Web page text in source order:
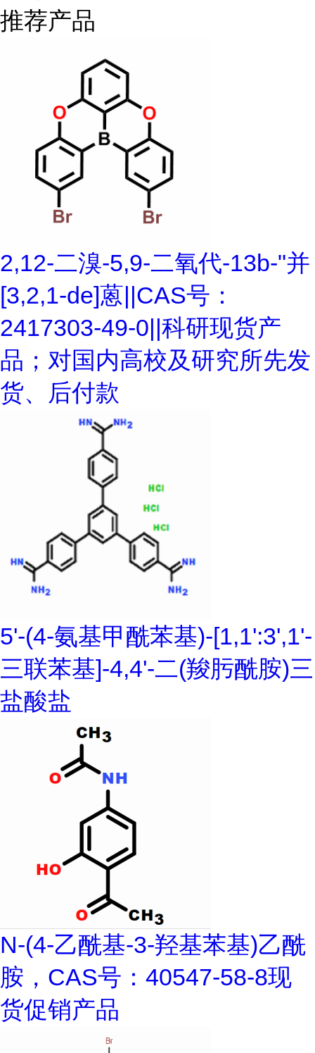
推荐产品
2,12-二溴-5,9-二氧代-13b-"并
[3,2,1-de]蒽||CAS号：
2417303-49-0||科研现货产
品；对国内高校及研究所先发
货、后付款
5'-(4-氨基甲酰苯基)-[1,1':3',1'-
三联苯基]-4,4'-二(羧肟酰胺)三
盐酸盐
N-(4-乙酰基-3-羟基苯基)乙酰
胺，CAS号：40547-58-8现
货促销产品